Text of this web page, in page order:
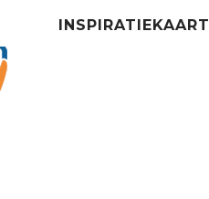
INSPIRATIEKAART